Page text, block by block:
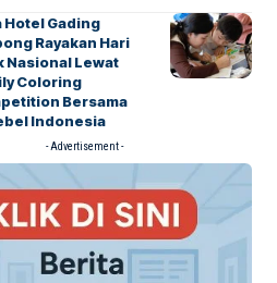
Hotel Gading
Rayakan Hari
Nasional Lewat
Coloring
Bersama
Indonesia
- Advertisement -